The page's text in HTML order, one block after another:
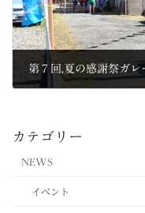
第７回,夏の感謝祭ガレ
カテゴリー
NEWS
イベント